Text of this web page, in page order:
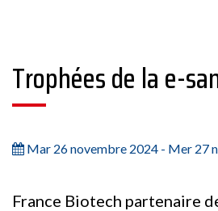
Trophées de la e-
Mar 26 novembre 2024 - Mer 27
France Biotech partenaire